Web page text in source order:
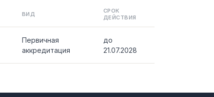
ВИД
СРОК
ДЕЙСТВИЯ
Первичная
аккредитация
до
21.07.2028